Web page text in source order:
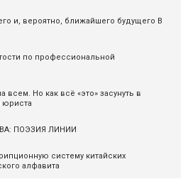
и, вероятно, ближайшего будущего В
по профессиональной
всем. Но как всё «это» засунуть в
юриста
ПОЭЗИЯ ЛИНИИ
систему китайских
алфавита